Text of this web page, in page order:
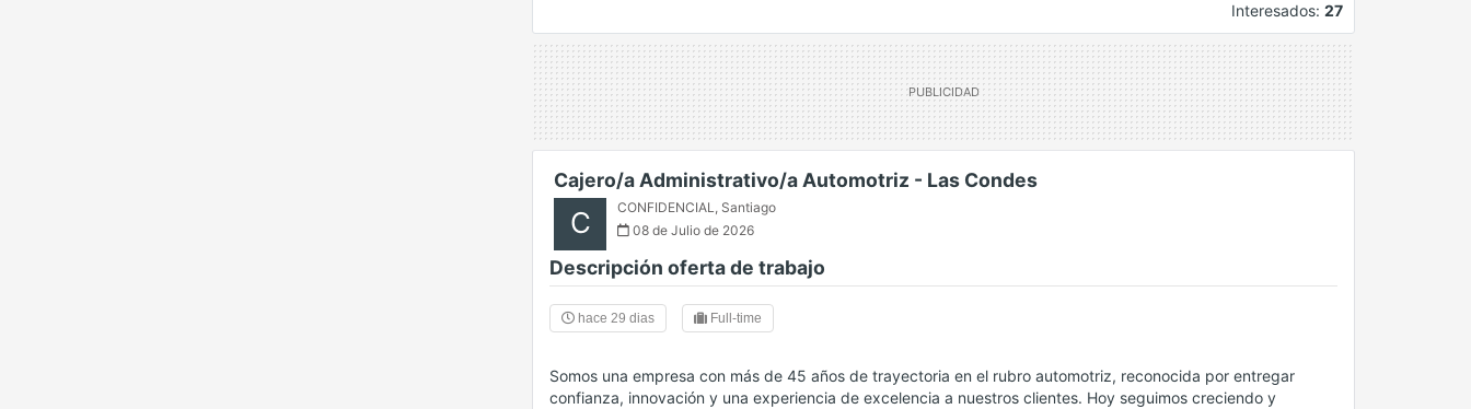
Interesados: 27
Cajero/a Administrativo/a Automotriz - Las Condes
C CONFIDENCIAL, Santiago
08 de Julio de 2026
Descripción oferta de trabajo
hace 29 dias Full-time
Somos una empresa con más de 45 años de trayectoria en el rubro automotriz, reconocida por entregar
confianza, innovación y una experiencia de excelencia a nuestros clientes. Hoy seguimos creciendo y